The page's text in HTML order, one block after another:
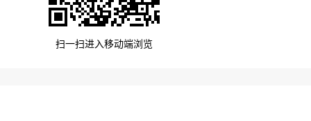
扫一扫进入移动端浏览